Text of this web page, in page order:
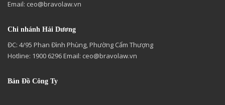
Email: ceo@bravolaw.vn
Chi nhánh Hải Dương
ĐC: 4/95 Phan Đình Phùng, Phường Cẩm Thượng
Hotline: 1900 6296 Email: ceo@bravolaw.vn
Bản Đồ Công Ty